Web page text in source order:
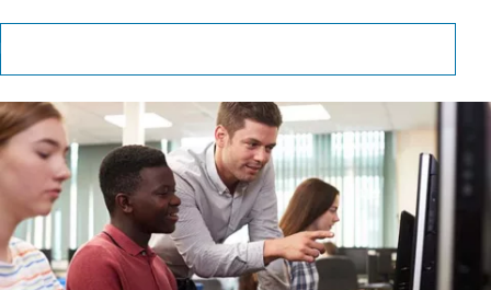
Explorer les SIG dans l’enseignement technique et professionnel